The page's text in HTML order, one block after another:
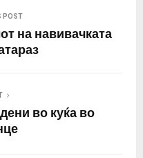
POST
на навивачката
во куќа во